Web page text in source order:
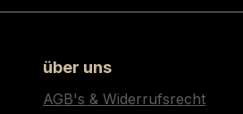
über uns
AGB's & Widerrufsrecht